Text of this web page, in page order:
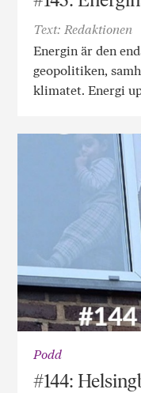
Text: Redaktionen
Energin är den
geopolitiken,
klimatet. Energi
Podd
#144: